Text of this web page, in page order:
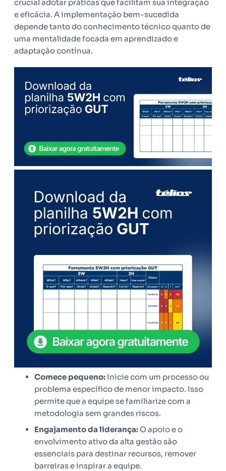
crucial adotar práticas que facilitam sua integração
e eficácia. A implementação bem-sucedida
depende tanto do conhecimento técnico quanto de
uma mentalidade focada em aprendizado e
adaptação contínua.
Comece pequeno: Inicie com um processo ou
problema específico de menor impacto. Isso
permite que a equipe se familiarize com a
metodologia sem grandes riscos.
Engajamento da liderança:O apoio e o
envolvimento ativo da alta gestão são
essenciais para destinar recursos, remover
barreiras e inspirar a equipe.